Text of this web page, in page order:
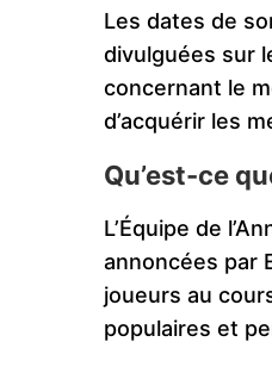
Les dates de
divulguées sur
concernant le
d’acquérir les
Qu’est-ce
L’Équipe de
annoncées par
joueurs au
populaires et